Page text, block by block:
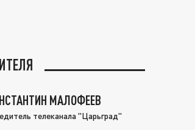
МАЛОФЕЕВ
телеканала "Царьград"